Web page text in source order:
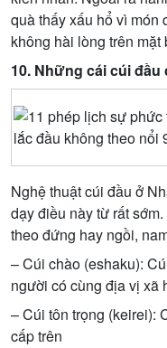
quà thấy xấu hổ vì món
không hài lòng trên mặt
10. Những cái cúi
Nghệ thuật cúi đầu ở
dạy điều này từ rất
theo đứng hay ngồi,
– Cúi chào (eshaku):
người có cùng địa vị xã
– Cúi tôn trọng (keirei):
cấp trên